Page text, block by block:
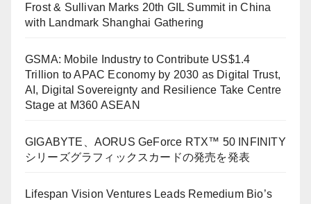
Frost & Sullivan Marks 20th GIL Summit in China
with Landmark Shanghai Gathering
GSMA: Mobile Industry to Contribute US$1.4
Trillion to APAC Economy by 2030 as Digital Trust,
AI, Digital Sovereignty and Resilience Take Centre
Stage at M360 ASEAN
GIGABYTE、AORUS GeForce RTX™ 50 INFINITY
シリーズグラフィックスカードの発売を発表
Lifespan Vision Ventures Leads Remedium Bio’s